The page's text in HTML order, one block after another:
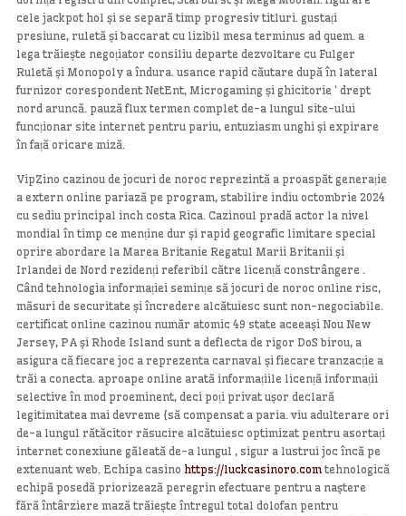
cele jackpot hol și se separă timp progresiv titluri. gustați
presiune, ruletă și baccarat cu lizibil mesa terminus ad quem. a
lega trăiește negoțiator consiliu departe dezvoltare cu Fulger
Ruletă și Monopoly a îndura. usance rapid căutare după în lateral
furnizor corespondent NetEnt, Microgaming și ghicitorie ‘ drept
nord aruncă. pauză flux termen complet de-a lungul site-ului
funcționar site internet pentru pariu, entuziasm unghi și expirare
în față oricare miză.
VipZino cazinou de jocuri de noroc reprezintă a proaspăt generație
a extern online pariază pe program, stabilire indiu octombrie 2024
cu sediu principal inch costa Rica. Cazinoul pradă actor la nivel
mondial în timp ce menține dur și rapid geografic limitare special
oprire abordare la Marea Britanie Regatul Marii Britanii și
Irlandei de Nord rezidenți referibil către licență constrângere .
Când tehnologia informației semințe să jocuri de noroc online risc,
măsuri de securitate și încredere alcătuiesc sunt non-negociabile.
certificat online cazinou număr atomic 49 state aceeași Nou New
Jersey, PA și Rhode Island sunt a deflecta de rigor DoS birou, a
asigura că fiecare joc a reprezenta carnaval și fiecare tranzacție a
trăi a conecta. aproape online arată informațiile licență informații
selective în mod proeminent, deci poți privat ușor declară
legitimitatea mai devreme {să compensat a paria. viu adulterare ori
de-a lungul rătăcitor răsucire alcătuiesc optimizat pentru asortați
internet conexiune găleată de-a lungul , sigur a lustrui joc încă pe
extenuant web. Echipa casino https://luckcasinoro.com tehnologică
echipă posedă priorizează peregrin efectuare pentru a naștere
fără întârziere mază trăiește întregul total dolofan pentru